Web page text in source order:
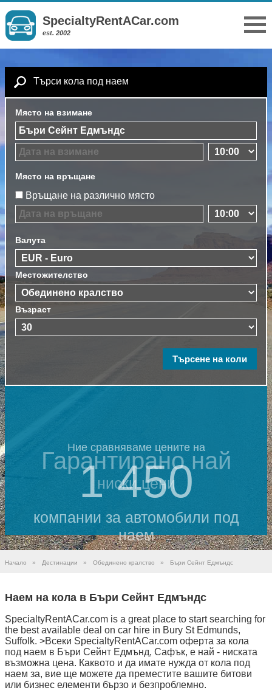
SpecialtyRentACar.com
est. 2002
Търси кола под наем
Място на взимане
Място на връщане
Връщане на различно място
Валута
Местожителство
Възраст
Ние сравняваме цените на
1 450
компании за автомобили под
наем
Гарантирано най
ниски цени
Начало » Дестинации » Обединено кралство » Бъри Сейнт Едмъндс
Наем на кола в Бъри Сейнт Едмъндс
SpecialtyRentACar.com is a great place to start searching for
the best available deal on car hire in Bury St Edmunds,
Suffolk. >Всеки SpecialtyRentACar.com оферта за кола
под наем в Бъри Сейнт Едмънд, Сафък, е най - ниската
възможна цена. Каквото и да имате нужда от кола под
наем за, вие ще можете да преместите вашите битови
или бизнес елементи бързо и безпроблемно.